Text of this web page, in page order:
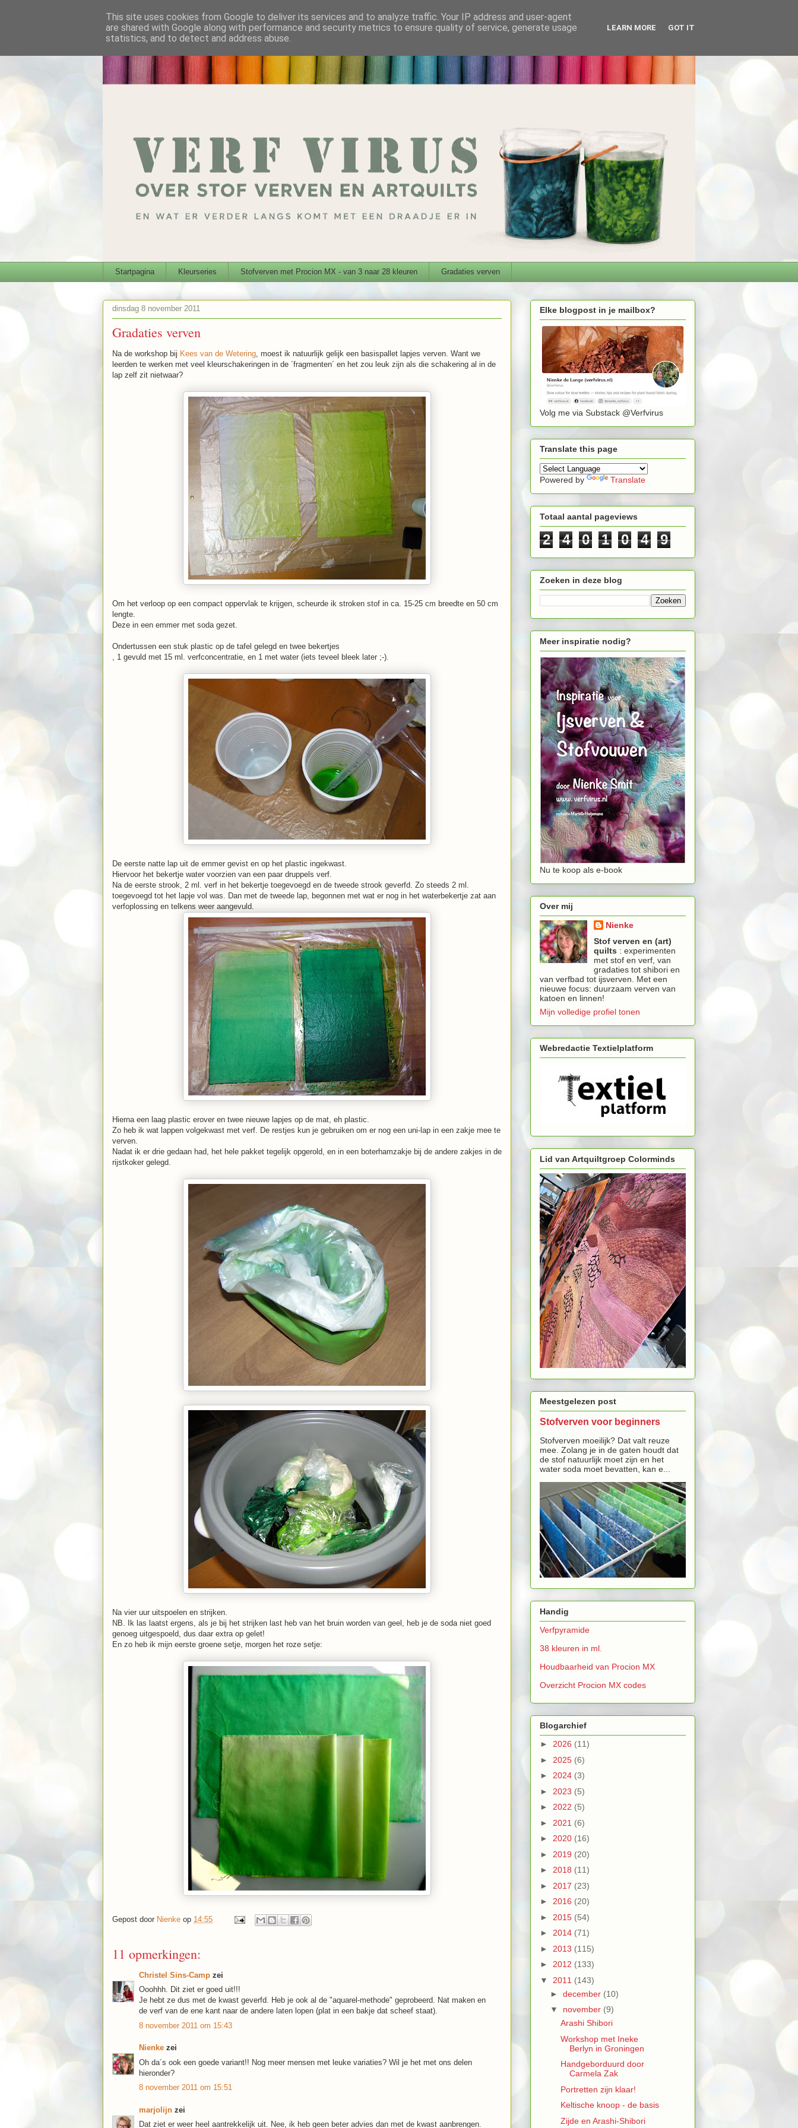
Startpagina Kleurseries Stofverven met Procion MX - van 3 naar 28 kleuren Gradaties verven
dinsdag 8 november 2011
Gradaties verven
Na de workshop bij Kees van de Wetering , moest ik natuurlijk gelijk een basispallet lapjes verven. Want we
leerden te werken met veel kleurschakeringen in de ´fragmenten´ en het zou leuk zijn als die schakering al in de
lap zelf zit nietwaar?
Om het verloop op een compact oppervlak te krijgen, scheurde ik stroken stof in ca. 15-25 cm breedte en 50 cm
lengte.
Deze in een emmer met soda gezet.
Ondertussen een stuk plastic op de tafel gelegd en twee bekertjes
, 1 gevuld met 15 ml. verfconcentratie, en 1 met water (iets teveel bleek later ;-).
De eerste natte lap uit de emmer gevist en op het plastic ingekwast.
Hiervoor het bekertje water voorzien van een paar druppels verf.
Na de eerste strook, 2 ml. verf in het bekertje toegevoegd en de tweede strook geverfd. Zo steeds 2 ml.
toegevoegd tot het lapje vol was. Dan met de tweede lap, begonnen met wat er nog in het waterbekertje zat aan
verfoplossing en telkens weer aangevuld.
Hierna een laag plastic erover en twee nieuwe lapjes op de mat, eh plastic.
Zo heb ik wat lappen volgekwast met verf. De restjes kun je gebruiken om er nog een uni-lap in een zakje mee te
verven.
Nadat ik er drie gedaan had, het hele pakket tegelijk opgerold, en in een boterhamzakje bij de andere zakjes in de
rijstkoker gelegd.
Na vier uur uitspoelen en strijken.
NB. Ik las laatst ergens, als je bij het strijken last heb van het bruin worden van geel, heb je de soda niet goed
genoeg uitgespoeld, dus daar extra op gelet!
En zo heb ik mijn eerste groene setje, morgen het roze setje:
Gepost door Nienke op 14:55
11 opmerkingen:
Christel Sins-Camp zei
Ooohhh. Dit ziet er goed uit!!!
Je hebt ze dus met de kwast geverfd. Heb je ook al de "aquarel-methode" geprobeerd. Nat maken en
de verf van de ene kant naar de andere laten lopen (plat in een bakje dat scheef staat).
8 november 2011 om 15:43
Nienke zei
Oh da´s ook een goede variant!! Nog meer mensen met leuke variaties? Wil je het met ons delen
hieronder?
8 november 2011 om 15:51
marjolijn zei
Dat ziet er weer heel aantrekkelijk uit. Nee, ik heb geen beter advies dan met de kwast aanbrengen.
Elke blogpost in je mailbox?
Volg me via Substack @Verfvirus
Translate this page
Powered by Translate
Totaal aantal pageviews
2 4 0 1 0 4 9
Zoeken in deze blog
Meer inspiratie nodig?
Nu te koop als e-book
Over mij
Nienke
Stof verven en (art)
quilts : experimenten
met stof en verf, van
gradaties tot shibori en
van verfbad tot ijsverven. Met een
nieuwe focus: duurzaam verven van
katoen en linnen!
Mijn volledige profiel tonen
Webredactie Textielplatform
Lid van Artquiltgroep Colorminds
Meestgelezen post
Stofverven voor beginners
Stofverven moeilijk? Dat valt reuze
mee. Zolang je in de gaten houdt dat
de stof natuurlijk moet zijn en het
water soda moet bevatten, kan e...
Handig
Verfpyramide
38 kleuren in ml.
Houdbaarheid van Procion MX
Overzicht Procion MX codes
Blogarchief
► 2026 (11)
► 2025 (6)
► 2024 (3)
► 2023 (5)
► 2022 (5)
► 2021 (6)
► 2020 (16)
► 2019 (20)
► 2018 (11)
► 2017 (23)
► 2016 (20)
► 2015 (54)
► 2014 (71)
► 2013 (115)
► 2012 (133)
▼ 2011 (143)
► december (10)
▼ november (9)
Arashi Shibori
Workshop met Ineke
Berlyn in Groningen
Handgeborduurd door
Carmela Zak
Portretten zijn klaar!
Keltische knoop - de basis
Zijde en Arashi-Shibori
This site uses cookies from Google to deliver its services and to analyze traffic. Your IP address and user-agent
are shared with Google along with performance and security metrics to ensure quality of service, generate usage
statistics, and to detect and address abuse.
LEARN MORE GOT IT